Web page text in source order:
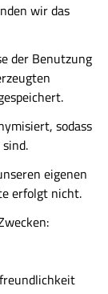
wir das
der Benutzung
sodass
eigenen
erfolgt nicht.